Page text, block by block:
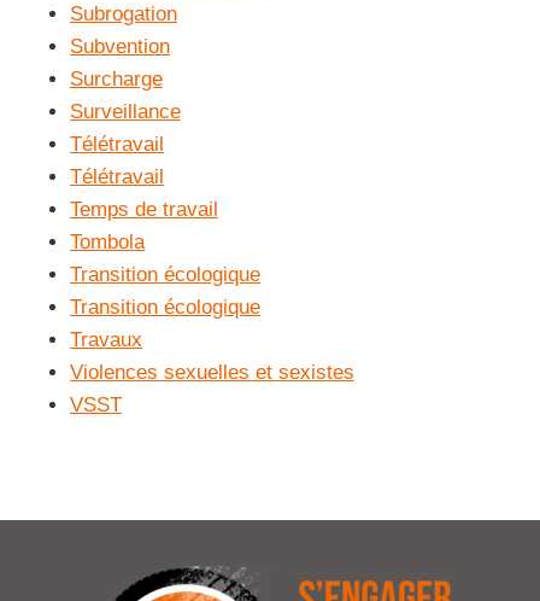
Subrogation
Subvention
Surcharge
Surveillance
Télétravail
Télétravail
Temps de travail
Tombola
Transition écologique
Transition écologique
Travaux
Violences sexuelles et sexistes
VSST